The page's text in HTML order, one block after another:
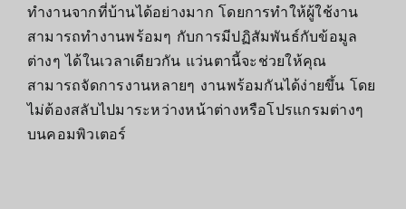
ทำงานจากที่บ้านได้อย่างมาก โดยการทำให้ผู้ใช้งาน
สามารถทำงานพร้อมๆ กับการมีปฏิสัมพันธ์กับข้อมูล
ต่างๆ ได้ในเวลาเดียวกัน แว่นตานี้จะช่วยให้คุณ
สามารถจัดการงานหลายๆ งานพร้อมกันได้ง่ายขึ้น โดย
ไม่ต้องสลับไปมาระหว่างหน้าต่างหรือโปรแกรมต่างๆ
บนคอมพิวเตอร์